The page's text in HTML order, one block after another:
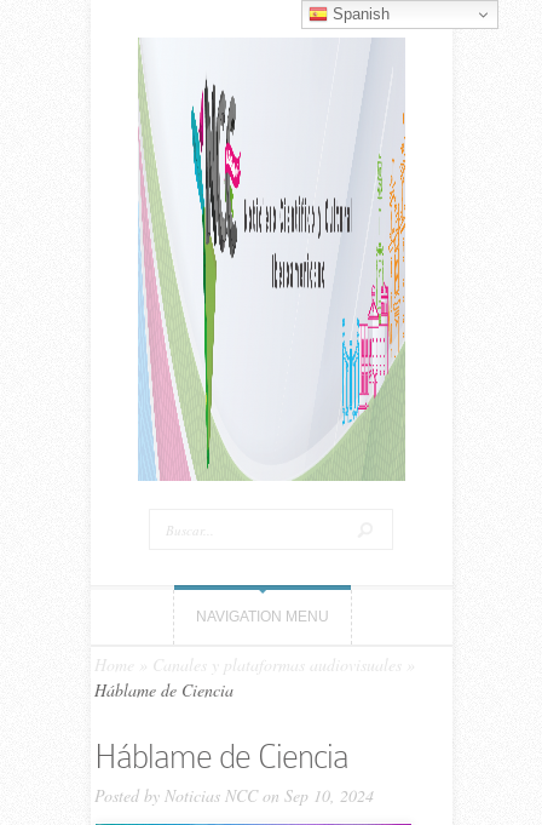
NAVIGATION MENU
Home Canales y plataformas audiovisuales
Háblame de Ciencia
Háblame de Ciencia
Posted by Noticias NCCon Sep 10, 2024
Spanish